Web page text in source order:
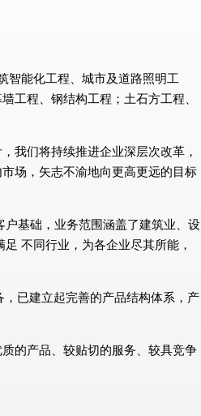
智能化工程、城市及道路照明工
工程、钢结构工程；土石方工程、
我们将持续推进企业深层次改革，
场，矢志不渝地向更高更远的目标
基础，业务范围涵盖了建筑业、设
不同行业，为各企业尽其所能，
已建立起完善的产品结构体系，产
的产品、较贴切的服务、较具竞争